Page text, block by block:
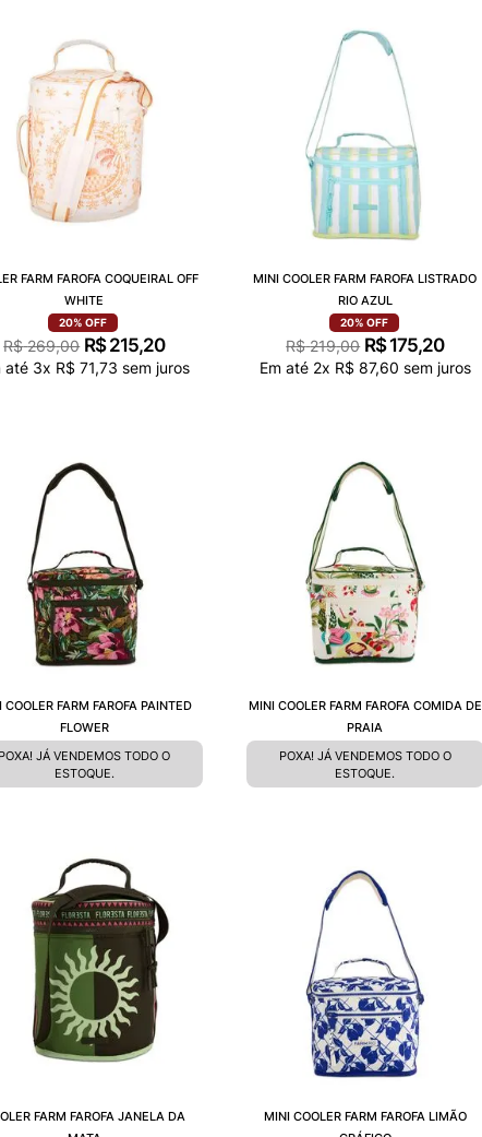
FARM FAROFA COQUEIRAL OFF
WHITE
20% OFF
R$ 269,00 R$215,20
até 3x R$ 71,73 sem juros
MINI COOLER FARM FAROFA LISTRADO
RIO AZUL
20% OFF
R$ 219,00 R$175,20
Em até 2x R$ 87,60 sem juros
COOLER FARM FAROFA PAINTED
FLOWER
POXA! JÁ VENDEMOS TODO O
ESTOQUE.
MINI COOLER FARM FAROFA COMIDA DE
PRAIA
POXA! JÁ VENDEMOS TODO O
ESTOQUE.
FARM FAROFA JANELA DA
MINI COOLER FARM FAROFA LIMÃO